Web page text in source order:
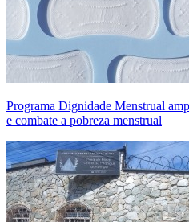
Programa Dignidade Menstrual
e combate a pobreza menstrual